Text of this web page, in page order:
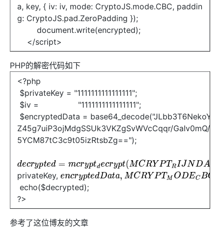
a, key, { iv: iv, mode: CryptoJS.mode.CBC, paddin
g: CryptoJS.pad.ZeroPadding });
document.write(encrypted);
</script>
PHP的解密代码如下
<?php
$privateKey = "1111111111111111";
$iv = "1111111111111111";
$encryptedData =
Z45g7uiP3ojMdgSSUk3VKZgSvWVcCqqr/GaIv0mQ/
5YCM87tC3c9t05izRtsbZg==");
decrypted=m cryptdecrypt(MCRYPTRIJNDAEL128,
privateKey, encryptedData,MCRYPTMODECBC,
echo($decrypted);
?>
参考了这位博友的文章